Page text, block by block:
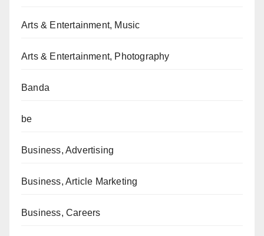
Arts & Entertainment, Music
Arts & Entertainment, Photography
Banda
be
Business, Advertising
Business, Article Marketing
Business, Careers